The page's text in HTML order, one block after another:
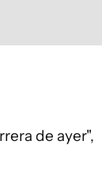
de ayer",